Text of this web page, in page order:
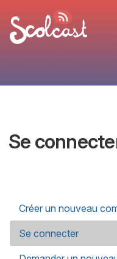
Se
Onglets
Créer un nouveau
Se connecter